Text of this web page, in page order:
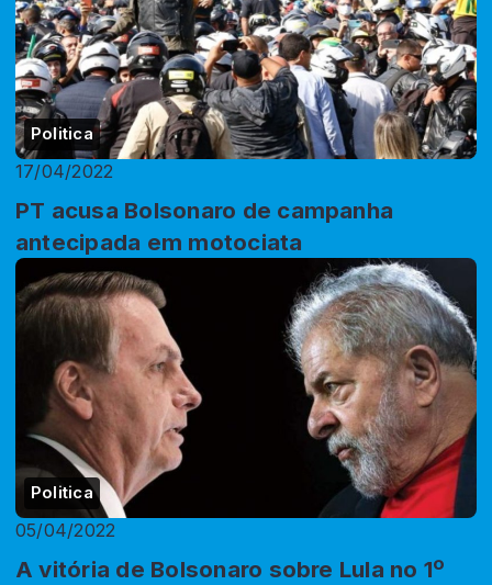
Politica
17/04/2022
PT acusa Bolsonaro de campanha
antecipada em motociata
Politica
05/04/2022
A vitória de Bolsonaro sobre Lula no 1º